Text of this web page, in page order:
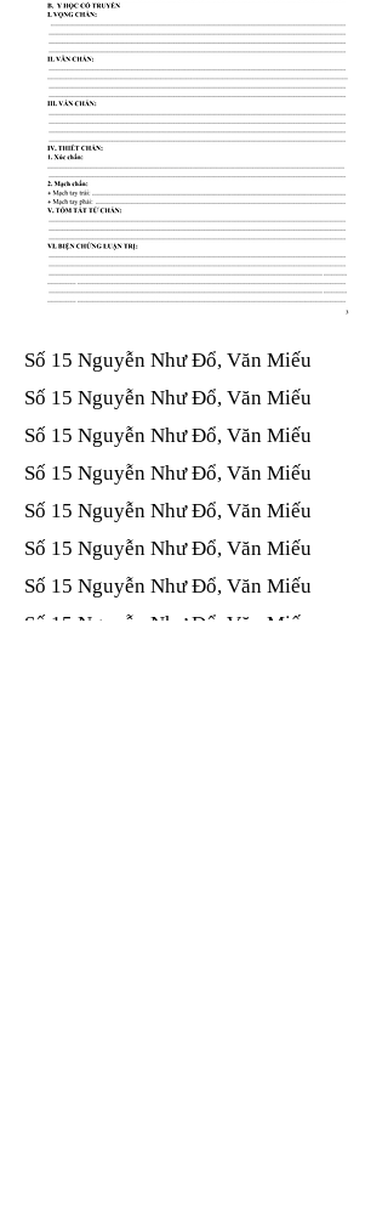
Số 15 Nguyễn Như Đổ, Văn Miếu​​​​
Số 15 Nguyễn Như Đổ, Văn Miếu​​​​
Số 15 Nguyễn Như Đổ, Văn Miếu​​​​
Số 15 Nguyễn Như Đổ, Văn Miếu​​​​
Số 15 Nguyễn Như Đổ, Văn Miếu​​​​
Số 15 Nguyễn Như Đổ, Văn Miếu​​​​
Số 15 Nguyễn Như Đổ, Văn Miếu​​​​
Số 15 Nguyễn Như Đổ, Văn Miếu​​​​